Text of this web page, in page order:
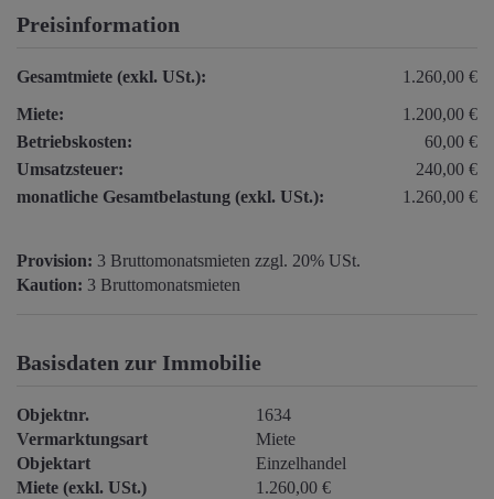
Preisinformation
Gesamtmiete (exkl. USt.):
1.260,00 €
Miete:
1.200,00 €
Betriebskosten:
60,00 €
Umsatzsteuer:
240,00 €
monatliche Gesamtbelastung (exkl. USt.):
1.260,00 €
Provision: 3 Bruttomonatsmieten zzgl. 20% USt.
Kaution: 3 Bruttomonatsmieten
Basisdaten zur Immobilie
Objektnr.
1634
Vermarktungsart
Miete
Objektart
Einzelhandel
Miete (exkl. USt.)
1.260,00 €